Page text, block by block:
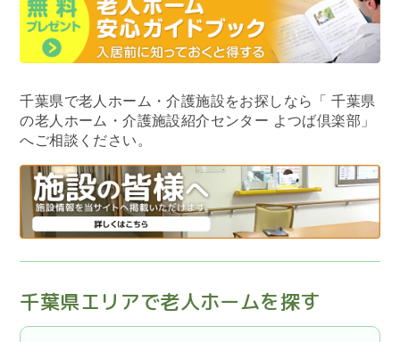
千葉県で老人ホーム・介護施設をお探しなら
「 千葉県
の老人ホーム・介護施設紹介センター よつば倶楽部」
へご相談ください。
千葉県エリアで老人ホームを探す